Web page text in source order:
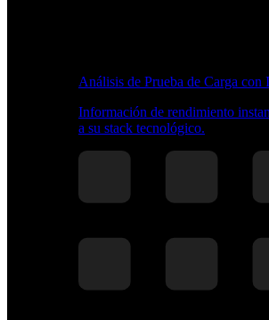
Análisis de Prueba de Carga con
Información de rendimiento
a su stack tecnológico.